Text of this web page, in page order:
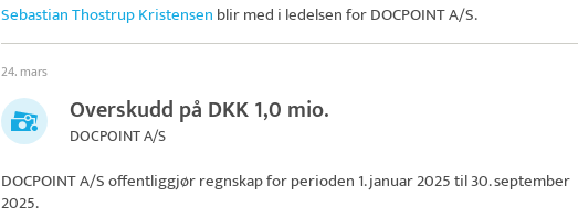
Sebastian Thostrup Kristensen blir med i ledelsen forDOCPOINT A/S.
24. mars
Overskudd på DKK 1,0 mio.
DOCPOINT A/S
DOCPOINT A/Soffentliggjør regnskap for perioden 1. januar 2025 til 30. september
2025.